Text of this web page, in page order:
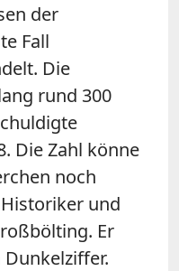
der
Fall
Die
rund 300
Die Zahl könne
noch
und
Er